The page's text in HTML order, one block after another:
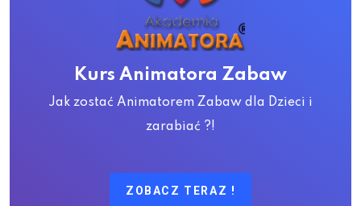
Kurs Animatora Zabaw
Jak zostać Animatorem Zabaw dla Dzieci i
zarabiać ?!
ZOBACZ TERAZ !